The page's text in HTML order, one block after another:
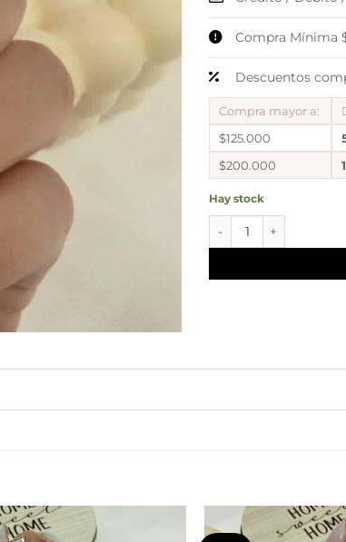
Compra Mínima
Descuentos
Compra mayor a:
$125.000
$200.000
Hay stock